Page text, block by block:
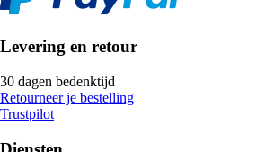
Levering en retour
30 dagen bedenktijd
Retourneer je bestelling
Trustpilot